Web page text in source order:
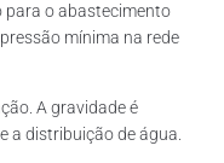
para o abastecimento
mínima na rede
A gravidade é
a distribuição de água.